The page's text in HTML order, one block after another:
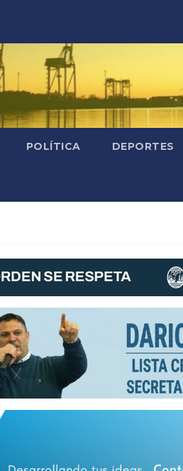
POLÍTICA DEPORTES